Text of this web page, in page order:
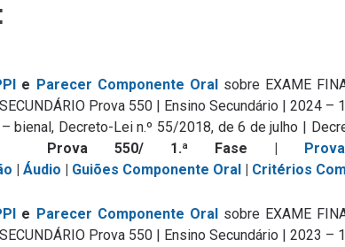
e Parecer Componente Oral sobre EXAME
Prova 550 | Ensino Secundário | 2024 –
– bienal, Decreto-Lei n.º 55/2018, de 6 de julho |
Prova 550/ 1.ª Fase | Prova
| Áudio | Guiões Componente Oral | Critérios
e Parecer Componente Oral sobre EXAME
Prova 550 | Ensino Secundário | 2023 –